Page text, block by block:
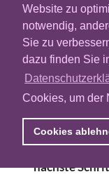
Website zu
notwendig,
Sie zu
dazu finden Sie
Cookies, um der
Cookies
modernen
Bereich zum
der
auf sich
nächste